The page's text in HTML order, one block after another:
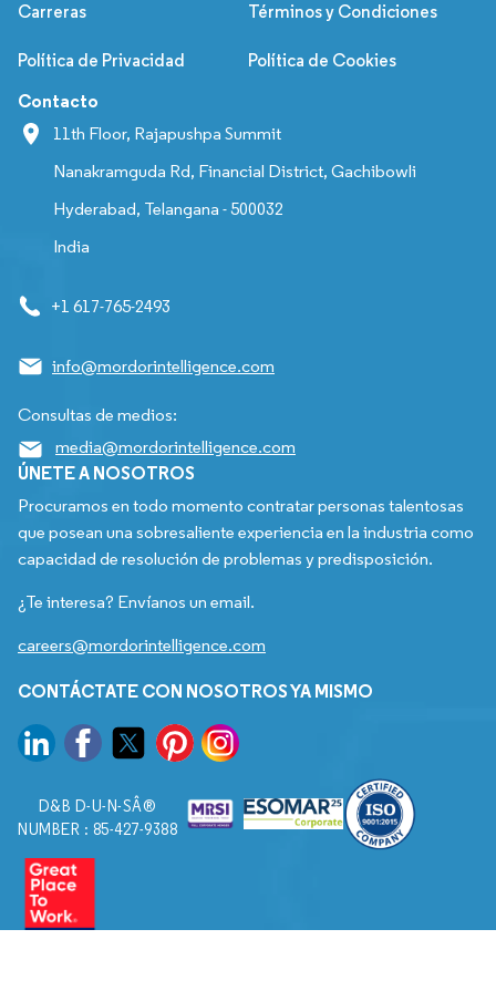
Carreras Términos y Condiciones
Política de Privacidad Política de Cookies
Contacto
11th Floor, Rajapushpa Summit
Nanakramguda Rd, Financial District, Gachibowli
Hyderabad, Telangana - 500032
India
+1 617-765-2493
info@mordorintelligence.com
Consultas de medios:
media@mordorintelligence.com
ÚNETE A NOSOTROS
Procuramos en todo momento contratar personas talentosas
que posean una sobresaliente experiencia en la industria como
capacidad de resolución de problemas y predisposición.
¿Te interesa? Envíanos un email.
careers@mordorintelligence.com
CONTÁCTATE CON NOSOTROS YA MISMO
D&B D-U-N-SÂ®
NUMBER : 85-427-9388